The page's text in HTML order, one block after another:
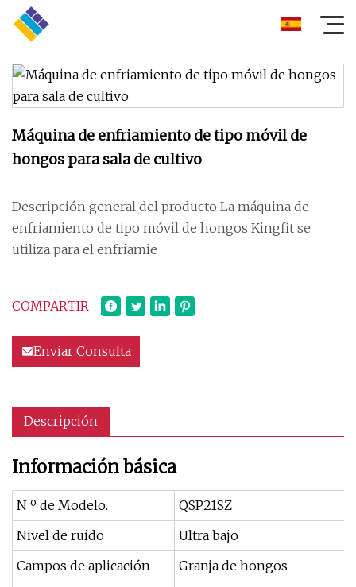
Máquina de enfriamiento de tipo móvil de
hongos para sala de cultivo
Descripción general del producto La máquina de
enfriamiento de tipo móvil de hongos Kingfit se
utiliza para el enfriamie
COMPARTIR
Enviar Consulta
Descripción
Información básica
N º de Modelo.
QSP21SZ
Nivel de ruido
Ultra bajo
Campos de aplicación
Granja de hongos